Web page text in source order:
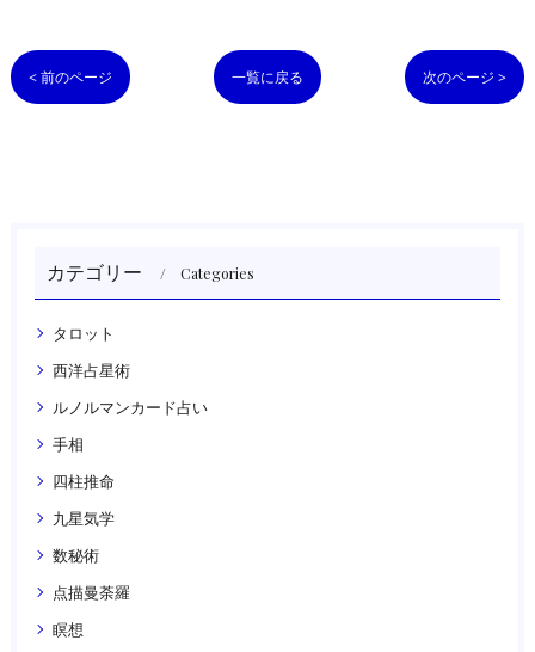
< 前のページ 一覧に戻る 次のページ >
カテゴリー Categories
タロット
西洋占星術
ルノルマンカード占い
手相
四柱推命
九星気学
数秘術
点描曼荼羅
瞑想